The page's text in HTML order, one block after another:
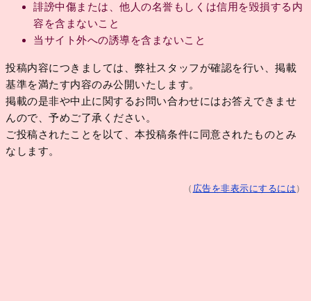
誹謗中傷または、他人の名誉もしくは信用を毀損する内
容を含まないこと
当サイト外への誘導を含まないこと
投稿内容につきましては、弊社スタッフが確認を行い、掲載
基準を満たす内容のみ公開いたします。
掲載の是非や中止に関するお問い合わせにはお答えできませ
んので、予めご了承ください。
ご投稿されたことを以て、本投稿条件に同意されたものとみ
なします。
（ 広告を非表示にするには ）